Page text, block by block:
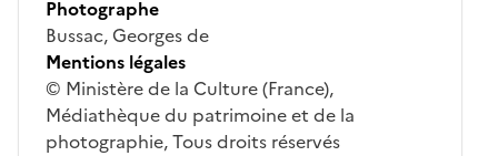
Photographe
Bussac, Georges de
Mentions légales
© Ministère de la Culture (France),
Médiathèque du patrimoine et de la
photographie, Tous droits réservés